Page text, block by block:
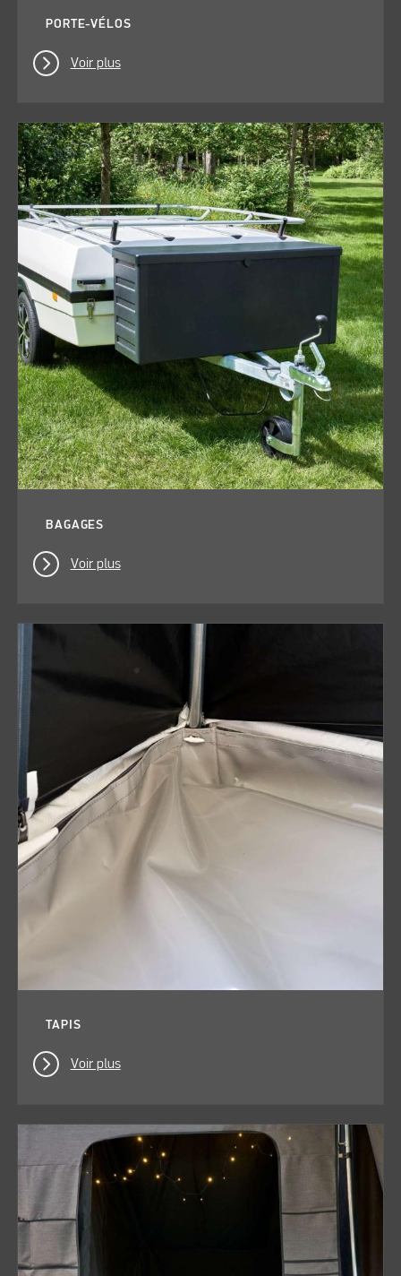
PORTE-VÉLOS
Voir plus
BAGAGES
Voir plus
TAPIS
Voir plus